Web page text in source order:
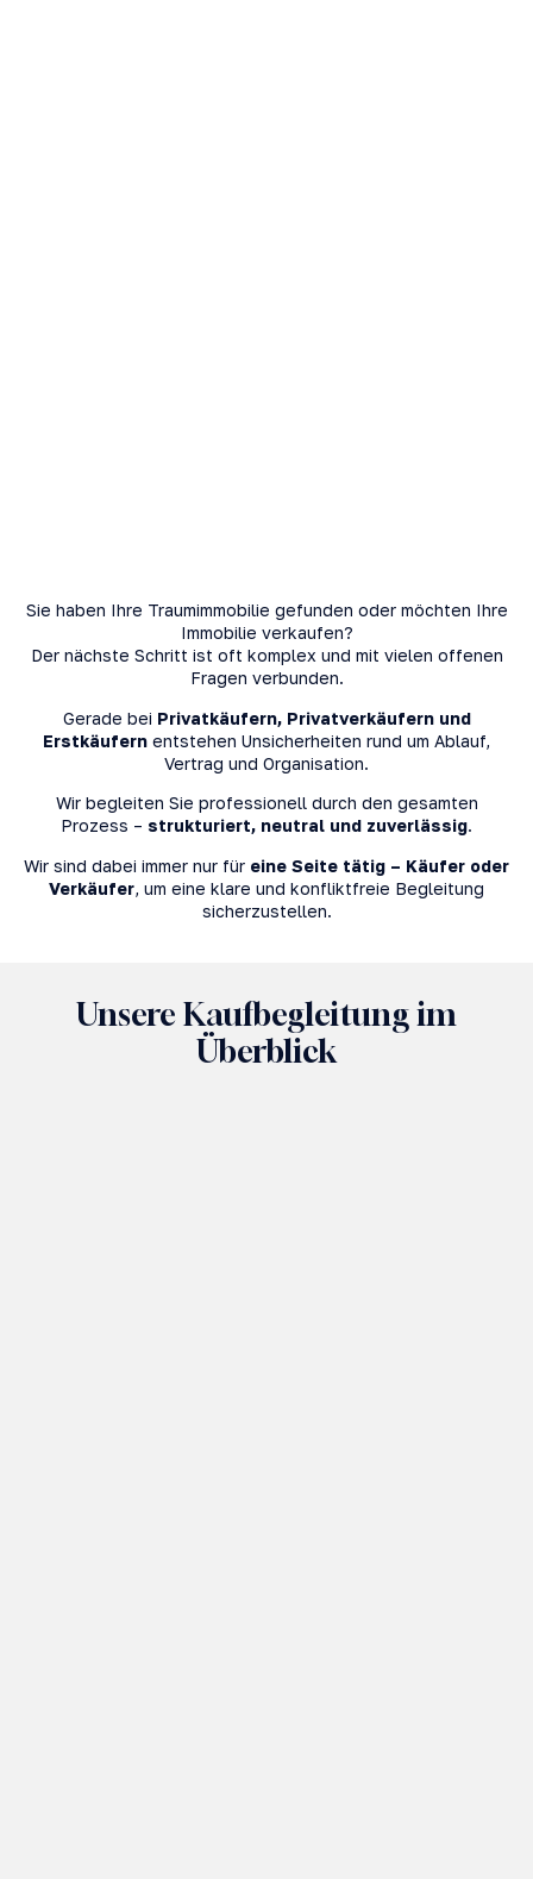
Sie haben Ihre Traumimmobilie gefunden oder möchten Ihre
Immobilie verkaufen?
Der nächste Schritt ist oft komplex und mit vielen offenen
Fragen verbunden.
Gerade bei Privatkäufern, Privatverkäufern und
Erstkäufern entstehen Unsicherheiten rund um Ablauf,
Vertrag und Organisation.
Wir begleiten Sie professionell durch den gesamten
Prozess – strukturiert, neutral und zuverlässig.
Wir sind dabei immer nur für eine Seite tätig – Käufer oder
Verkäufer, um eine klare und konfliktfreie Begleitung
sicherzustellen.
Unsere Kaufbegleitung im
Überblick